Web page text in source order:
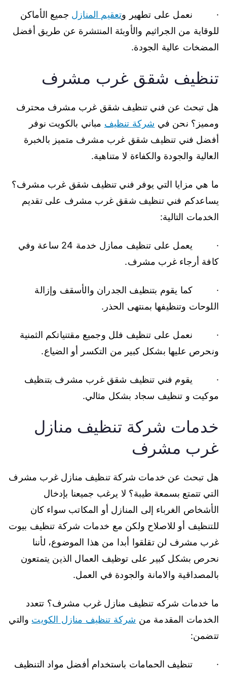
· نعمل على تطهير وتعقيم المنازل جميع الأماكن
للوقاية من الجراثيم والأوبئة المنتشرة عن طريق أفضل
المضخات عالية الجودة.
تنظيف شقق غرب مشرف
هل تبحث عن فني تنظيف شقق غرب مشرف محترف
ومميز؟ نحن في شركة تنظيف مباني بالكويت نوفر
أفضل فني تنظيف شقق غرب مشرف متميز بالخبرة
العالية والجودة والكفاءة لا متناهية.
ما هي مزايا التي يوفر فني تنظيف شقق غرب مشرف؟
يساعدكم فني تنظيف شقق غرب مشرف على تقديم
الخدمات التالية:
· يعمل على تنظيف ممازل خدمة 24 ساعة وفي
كافة أرجاء غرب مشرف.
· كما يقوم بتنظيف الجدران والأسقف وإزالة
اللوحات وتنظيفها بمنتهى الحذر.
· نعمل على تنظيف فلل وجميع مقتنياتكم الثمنية
ونحرص عليها بشكل كبير من التكسر أو الضياع.
· يقوم فني تنظيف شقق غرب مشرف بتنظيف
موكيت و تنظيف سجاد بشكل مثالي.
خدمات شركة تنظيف منازل
غرب مشرف
هل تبحث عن خدمات شركة تنظيف منازل غرب مشرف
التي تتمتع بسمعة طيبة؟ لا يرغب جميعنا بإدخال
الأشخاص الغرباء إلى المنازل أو المكاتب سواء كان
للتنظيف أو للاصلاح ولكن مع خدمات شركة تنظيف بيوت
غرب مشرف لن تقلقوا أبدا من هذا الموضوع، لأننا
نحرص بشكل كبير على توظيف العمال الذين يتمتعون
بالمصداقية والامانة والجودة في العمل.
ما خدمات شركه تنظيف منازل غرب مشرف؟ تتعدد
الخدمات المقدمة من شركة تنظيف منازل الكويت والتي
تتضمن:
· تنظيف الحمامات باستخدام أفضل مواد التنظيف